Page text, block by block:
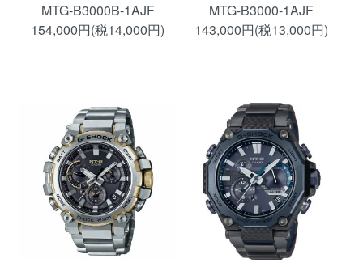
MTG-B3000B-1AJF
154,000円(税14,000円)
MTG-B3000-1AJF
143,000円(税13,000円)